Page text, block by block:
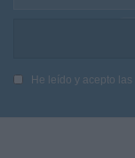
He leído y acepto las